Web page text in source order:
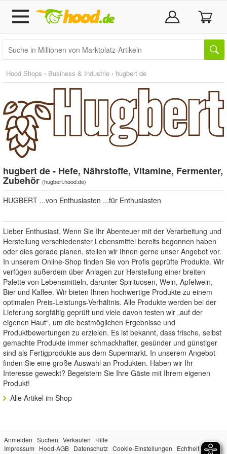
Hood Shops › Business & Industrie › hugbert de
hugbert de - Hefe, Nährstoffe, Vitamine, Fermenter,
Zubehör (hugbert.hood.de)
HUGBERT ...von Enthusiasten ...für Enthusiasten
Lieber Enthusiast. Wenn Sie Ihr Abenteuer mit der Verarbeitung und
Herstellung verschiedenster Lebensmittel bereits begonnen haben
oder dies gerade planen, stellen wir Ihnen gerne unser Angebot vor.
In unserem Online-Shop finden Sie von Profis geprüfte Produkte. Wir
verfügen außerdem über Anlagen zur Herstellung einer breiten
Palette von Lebensmitteln, darunter Spirituosen, Wein, Apfelwein,
Bier und Kaffee. Wir bieten Ihnen hochwertige Produkte zu einem
optimalen Preis-Leistungs-Verhältnis. Alle Produkte werden bei der
Lieferung sorgfältig geprüft und viele davon testen wir „auf der
eigenen Haut“, um die bestmöglichen Ergebnisse und
Produktbewertungen zu erzielen. Es ist bekannt, dass frische, selbst
gemachte Produkte immer schmackhafter, gesünder und günstiger
sind als Fertigprodukte aus dem Supermarkt. In unserem Angebot
finden Sie eine große Auswahl an Produkten. Haben wir Ihr
Interesse geweckt? Begeistern Sie Ihre Gäste mit Ihrem eigenen
Produkt!
Alle Artikel im Shop
Anmelden Suchen Verkaufen
Hilfe
Impressum
Hood-AGB Datenschutz Cookie-Einstellungen
Echtheit der